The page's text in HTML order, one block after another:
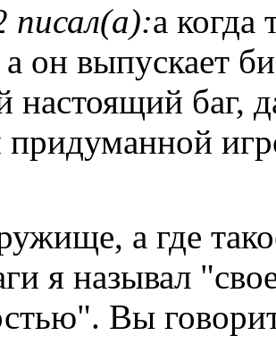
писал(а):а
а он выпускает
настоящий баг,
придуманной
а где
я называл
Вы